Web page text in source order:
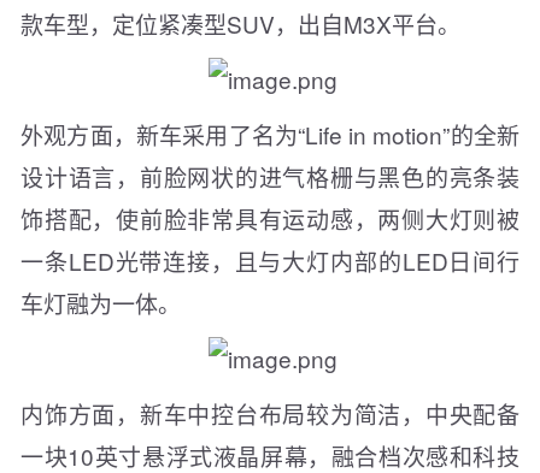
款车型，定位紧凑型SUV，出自M3X平台。
外观方面，新车采用了名为“Life in motion”的全新
设计语言，前脸网状的进气格栅与黑色的亮条装
饰搭配，使前脸非常具有运动感，两侧大灯则被
一条LED光带连接，且与大灯内部的LED日间行
车灯融为一体。
内饰方面，新车中控台布局较为简洁，中央配备
一块10英寸悬浮式液晶屏幕，融合档次感和科技